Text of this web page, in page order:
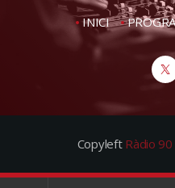
INICI
Copyleft Ràdio 90